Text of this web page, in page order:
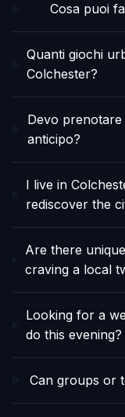
Cosa puoi
Quanti giochi
Colchester?
Devo
anticipo?
I live in
rediscover the
Are there
craving a local
Looking for a
do this evening?
Can groups or